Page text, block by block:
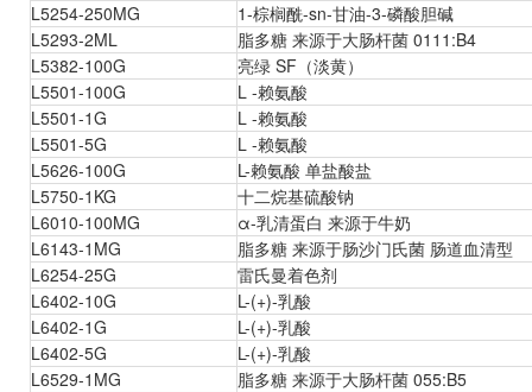
L5254-250MG
1-棕榈酰-sn-甘油-3-磷酸胆碱
L5293-2ML
脂多糖 来源于大肠杆菌 0111:B4
L5382-100G
亮绿 SF（淡黄）
L5501-100G
L -赖氨酸
L5501-1G
L -赖氨酸
L5501-5G
L -赖氨酸
L5626-100G
L-赖氨酸 单盐酸盐
L5750-1KG
十二烷基硫酸钠
L6010-100MG
α-乳清蛋白 来源于牛奶
L6143-1MG
脂多糖 来源于肠沙门氏菌 肠道血清型
L6254-25G
雷氏曼着色剂
L6402-10G
L-(+)-乳酸
L6402-1G
L-(+)-乳酸
L6402-5G
L-(+)-乳酸
L6529-1MG
脂多糖 来源于大肠杆菌 055:B5